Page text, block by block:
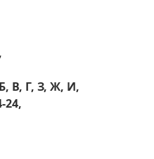
В, Г, З, Ж, И,
24,